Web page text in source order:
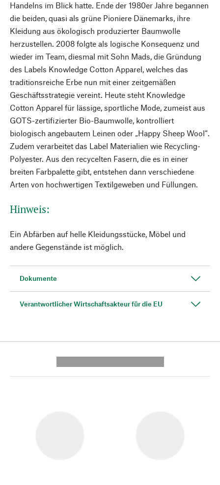
Handelns im Blick hatte. Ende der 1980er Jahre begannen
die beiden, quasi als grüne Pioniere Dänemarks, ihre
Kleidung aus ökologisch produzierter Baumwolle
herzustellen. 2008 folgte als logische Konsequenz und
wieder im Team, diesmal mit Sohn Mads, die Gründung
des Labels Knowledge Cotton Apparel, welches das
traditionsreiche Erbe nun mit einer zeitgemäßen
Geschäftsstrategie vereint. Heute steht Knowledge
Cotton Apparel für lässige, sportliche Mode, zumeist aus
GOTS-zertifizierter Bio-Baumwolle, kontrolliert
biologisch angebautem Leinen oder „Happy Sheep Wool“.
Zudem verarbeitet das Label Materialien wie Recycling-
Polyester. Aus den recycelten Fasern, die es in einer
breiten Farbpalette gibt, entstehen dann verschiedene
Arten von hochwertigen Textilgeweben und Füllungen.
Hinweis:
Ein Abfärben auf helle Kleidungsstücke, Möbel und
andere Gegenstände ist möglich.
Dokumente
Verantwortlicher Wirtschaftsakteur für die EU